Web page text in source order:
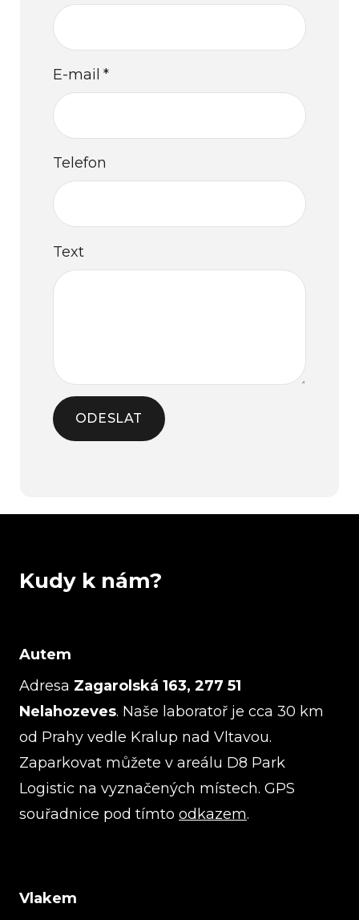
E-mail *
Telefon
Text
ODESLAT
Kudy k nám?
Autem
Adresa Zagarolská 163, 277 51
Nelahozeves. Naše laboratoř je cca 30 km
od Prahy vedle Kralup nad Vltavou.
Zaparkovat můžete v areálu D8 Park
Logistic na vyznačených místech. GPS
souřadnice pod tímto odkazem.
Vlakem